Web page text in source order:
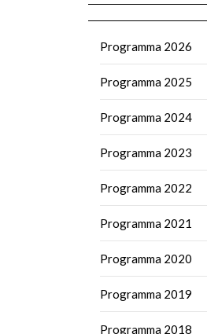
Programma 2026
Programma 2025
Programma 2024
Programma 2023
Programma 2022
Programma 2021
Programma 2020
Programma 2019
Programma 2018